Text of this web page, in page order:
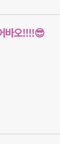
바오!!!!😎